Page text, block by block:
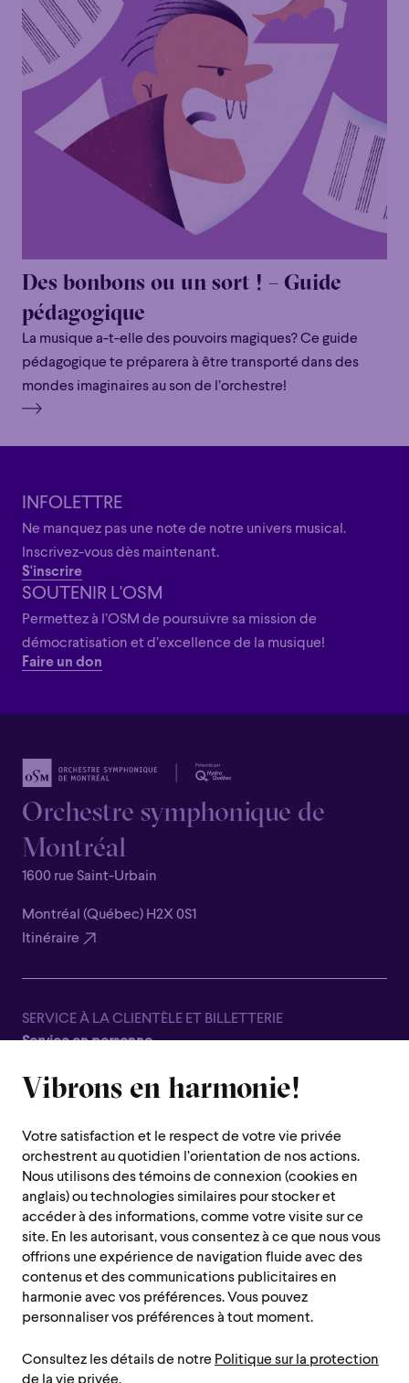
Vibrons en harmonie!
Votre satisfaction et le respect de votre vie privée
orchestrent au quotidien l’orientation de nos actions.
Nous utilisons des témoins de connexion (cookies en
anglais) ou technologies similaires pour stocker et
accéder à des informations, comme votre visite sur ce
site. En les autorisant, vous consentez à ce que nous vous
offrions une expérience de navigation fluide avec des
contenus et des communications publicitaires en
harmonie avec vos préférences. Vous pouvez
personnaliser vos préférences à tout moment.
Consultez les détails de notre Politique sur la protection
Des bonbons ou un sort ! – Guide
pédagogique
La musique a-t-elle des pouvoirs magiques? Ce guide
pédagogique te préparera à être transporté dans des
mondes imaginaires au son de l’orchestre!
INFOLETTRE
Ne manquez pas une note de notre univers musical.
Inscrivez-vous dès maintenant.
S'inscrire
SOUTENIR L'OSM
Permettez à l’OSM de poursuivre sa mission de
démocratisation et d’excellence de la musique!
Faire un don
Orchestre symphonique de
Montréal
1600 rue Saint-Urbain
Montréal (Québec) H2X 0S1
Itinéraire
SERVICE À LA CLIENTÈLE ET BILLETTERIE
Service en personne
1600 rue Saint-Urbain,
Service téléphonique
Du lundi au jeudi : de 10 h à 19 h
Vendredi : 10h à 14h
Fermé le samedi, dimanche et les jours fériés
Région de Montréal :514 842-9951
Sans frais :1 888 842-9951
INFORMATIONS PRATIQUES
Nous contacter
Administration